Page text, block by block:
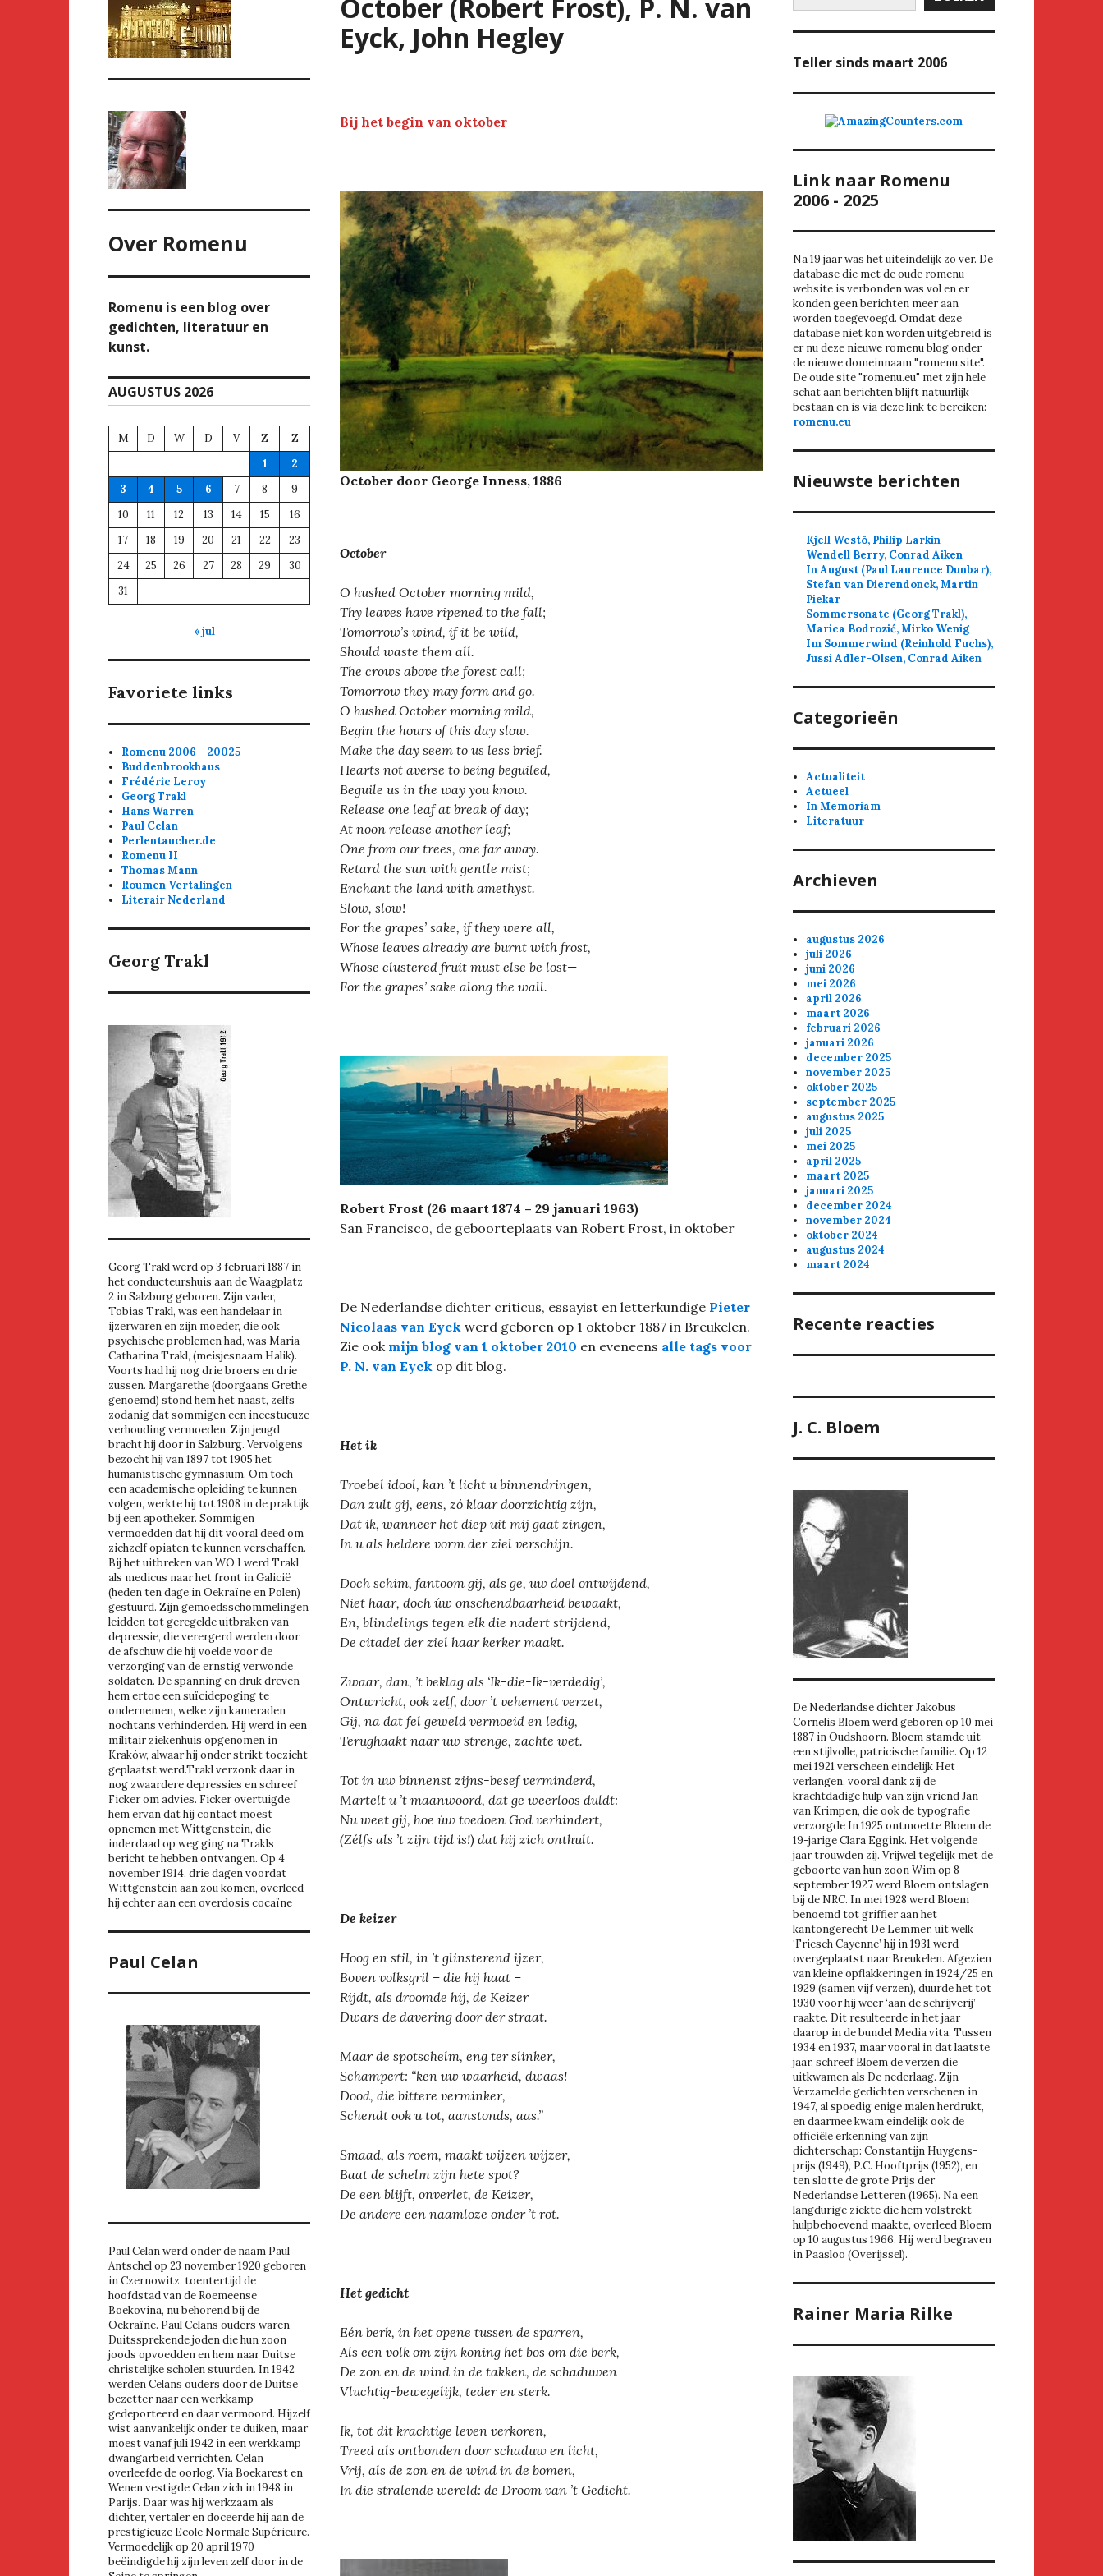
October (Robert Frost), P. N. van
Eyck, John Hegley
Bij het begin van oktober
October door George Inness, 1886
October
O hushed October morning mild,
Thy leaves have ripened to the fall;
Tomorrow’s wind, if it be wild,
Should waste them all.
The crows above the forest call;
Tomorrow they may form and go.
O hushed October morning mild,
Begin the hours of this day slow.
Make the day seem to us less brief.
Hearts not averse to being beguiled,
Beguile us in the way you know.
Release one leaf at break of day;
At noon release another leaf;
One from our trees, one far away.
Retard the sun with gentle mist;
Enchant the land with amethyst.
Slow, slow!
For the grapes’ sake, if they were all,
Whose leaves already are burnt with frost,
Whose clustered fruit must else be lost—
For the grapes’ sake along the wall.
Robert Frost (26 maart 1874 – 29 januari 1963)
San Francisco, de geboorteplaats van Robert Frost, in oktober
De Nederlandse dichter criticus, essayist en letterkundige Pieter
Nicolaas van Eyck werd geboren op 1 oktober 1887 in Breukelen.
Zie ook mijn blog van 1 oktober 2010 en eveneens alle tags voor
P. N. van Eyck op dit blog.
Het ik
Troebel idool, kan ’t licht u binnendringen,
Dan zult gij, eens, zó klaar doorzichtig zijn,
Dat ik, wanneer het diep uit mij gaat zingen,
In u als heldere vorm der ziel verschijn.
Doch schim, fantoom gij, als ge, uw doel ontwijdend,
Niet haar, doch úw onschendbaarheid bewaakt,
En, blindelings tegen elk die nadert strijdend,
De citadel der ziel haar kerker maakt.
Zwaar, dan, ’t beklag als ‘Ik-die-Ik-verdedig’,
Ontwricht, ook zelf, door ’t vehement verzet,
Gij, na dat fel geweld vermoeid en ledig,
Terughaakt naar uw strenge, zachte wet.
Tot in uw binnenst zijns-besef verminderd,
Martelt u ’t maanwoord, dat ge weerloos duldt:
Nu weet gij, hoe úw toedoen God verhindert,
(Zélfs als ’t zijn tijd is!) dat hij zich onthult.
De keizer
Hoog en stil, in ’t glinsterend ijzer,
Boven volksgril – die hij haat –
Rijdt, als droomde hij, de Keizer
Dwars de davering door der straat.
Maar de spotschelm, eng ter slinker,
Schampert: “ken uw waarheid, dwaas!
Dood, die bittere verminker,
Schendt ook u tot, aanstonds, aas.”
Smaad, als roem, maakt wijzen wijzer, –
Baat de schelm zijn hete spot?
De een blijft, onverlet, de Keizer,
De andere een naamloze onder ’t rot.
Het gedicht
Eén berk, in het opene tussen de sparren,
Als een volk om zijn koning het bos om die berk,
De zon en de wind in de takken, de schaduwen
Vluchtig-bewegelijk, teder en sterk.
Ik, tot dit krachtige leven verkoren,
Treed als ontbonden door schaduw en licht,
Vrij, als de zon en de wind in de bomen,
In die stralende wereld: de Droom van ’t Gedicht.
Over Romenu
Romenu is een blog over
gedichten, literatuur en
kunst.
AUGUSTUS 2026
M D W D V Z
Z
1
2
3
4 5 6 7 8
9
10
11 12 13 14 15
16
17
18 19 20 21 22
23
24
25 26 27 28 29
30
31
« jul
Favoriete links
Romenu 2006 - 20025
Buddenbrookhaus
Frédéric Leroy
Georg Trakl
Hans Warren
Paul Celan
Perlentaucher.de
Romenu II
Thomas Mann
Roumen Vertalingen
Literair Nederland
Georg Trakl
Georg Trakl werd op 3 februari 1887 in
het conducteurshuis aan de Waagplatz
2 in Salzburg geboren. Zijn vader,
Tobias Trakl, was een handelaar in
ijzerwaren en zijn moeder, die ook
psychische problemen had, was Maria
Catharina Trakl, (meisjesnaam Halik).
Voorts had hij nog drie broers en drie
zussen. Margarethe (doorgaans Grethe
genoemd) stond hem het naast, zelfs
zodanig dat sommigen een incestueuze
verhouding vermoeden. Zijn jeugd
bracht hij door in Salzburg. Vervolgens
bezocht hij van 1897 tot 1905 het
humanistische gymnasium. Om toch
een academische opleiding te kunnen
volgen, werkte hij tot 1908 in de praktijk
bij een apotheker. Sommigen
vermoedden dat hij dit vooral deed om
zichzelf opiaten te kunnen verschaffen.
Bij het uitbreken van WO I werd Trakl
als medicus naar het front in Galicië
(heden ten dage in Oekraïne en Polen)
gestuurd. Zijn gemoedsschommelingen
leidden tot geregelde uitbraken van
depressie, die verergerd werden door
de afschuw die hij voelde voor de
verzorging van de ernstig verwonde
soldaten. De spanning en druk dreven
hem ertoe een suïcidepoging te
ondernemen, welke zijn kameraden
nochtans verhinderden. Hij werd in een
militair ziekenhuis opgenomen in
Kraków, alwaar hij onder strikt toezicht
geplaatst werd.Trakl verzonk daar in
nog zwaardere depressies en schreef
Ficker om advies. Ficker overtuigde
hem ervan dat hij contact moest
opnemen met Wittgenstein, die
inderdaad op weg ging na Trakls
bericht te hebben ontvangen. Op 4
november 1914, drie dagen voordat
Wittgenstein aan zou komen, overleed
hij echter aan een overdosis cocaïne
Paul Celan
Paul Celan werd onder de naam Paul
Antschel op 23 november 1920 geboren
in Czernowitz, toentertijd de
hoofdstad van de Roemeense
Boekovina, nu behorend bij de
Oekraïne. Paul Celans ouders waren
Duitssprekende joden die hun zoon
joods opvoedden en hem naar Duitse
christelijke scholen stuurden. In 1942
werden Celans ouders door de Duitse
bezetter naar een werkkamp
gedeporteerd en daar vermoord. Hijzelf
wist aanvankelijk onder te duiken, maar
moest vanaf juli 1942 in een werkkamp
dwangarbeid verrichten. Celan
overleefde de oorlog. Via Boekarest en
Wenen vestigde Celan zich in 1948 in
Parijs. Daar was hij werkzaam als
dichter, vertaler en doceerde hij aan de
prestigieuze Ecole Normale Supérieure.
Vermoedelijk op 20 april 1970
beëindigde hij zijn leven zelf door in de
Teller sinds maart 2006
Link naar Romenu
2006 - 2025
Na 19 jaar was het uiteindelijk zo ver. De
database die met de oude romenu
website is verbonden was vol en er
konden geen berichten meer aan
worden toegevoegd. Omdat deze
database niet kon worden uitgebreid is
er nu deze nieuwe romenu blog onder
de nieuwe domeinnaam "romenu.site".
De oude site "romenu.eu" met zijn hele
schat aan berichten blijft natuurlijk
bestaan en is via deze link te bereiken:
romenu.eu
Nieuwste berichten
Kjell Westö, Philip Larkin
Wendell Berry, Conrad Aiken
In August (Paul Laurence Dunbar),
Stefan van Dierendonck, Martin
Piekar
Sommersonate (Georg Trakl),
Marica Bodrozić, Mirko Wenig
Im Sommerwind (Reinhold Fuchs),
Jussi Adler-Olsen, Conrad Aiken
Categorieën
Actualiteit
Actueel
In Memoriam
Literatuur
Archieven
augustus 2026
juli 2026
juni 2026
mei 2026
april 2026
maart 2026
februari 2026
januari 2026
december 2025
november 2025
oktober 2025
september 2025
augustus 2025
juli 2025
mei 2025
april 2025
maart 2025
januari 2025
december 2024
november 2024
oktober 2024
augustus 2024
maart 2024
Recente reacties
J. C. Bloem
De Nederlandse dichter Jakobus
Cornelis Bloem werd geboren op 10 mei
1887 in Oudshoorn. Bloem stamde uit
een stijlvolle, patricische familie. Op 12
mei 1921 verscheen eindelijk Het
verlangen, vooral dank zij de
krachtdadige hulp van zijn vriend Jan
van Krimpen, die ook de typografie
verzorgde In 1925 ontmoette Bloem de
19-jarige Clara Eggink. Het volgende
jaar trouwden zij. Vrijwel tegelijk met de
geboorte van hun zoon Wim op 8
september 1927 werd Bloem ontslagen
bij de NRC. In mei 1928 werd Bloem
benoemd tot griffier aan het
kantongerecht De Lemmer, uit welk
‘Friesch Cayenne’ hij in 1931 werd
overgeplaatst naar Breukelen. Afgezien
van kleine opflakkeringen in 1924/25 en
1929 (samen vijf verzen), duurde het tot
1930 voor hij weer ‘aan de schrijverij’
raakte. Dit resulteerde in het jaar
daarop in de bundel Media vita. Tussen
1934 en 1937, maar vooral in dat laatste
jaar, schreef Bloem de verzen die
uitkwamen als De nederlaag. Zijn
Verzamelde gedichten verschenen in
1947, al spoedig enige malen herdrukt,
en daarmee kwam eindelijk ook de
officiële erkenning van zijn
dichterschap: Constantijn Huygens-
prijs (1949), P.C. Hooftprijs (1952), en
ten slotte de grote Prijs der
Nederlandse Letteren (1965). Na een
langdurige ziekte die hem volstrekt
hulpbehoevend maakte, overleed Bloem
op 10 augustus 1966. Hij werd begraven
in Paasloo (Overijssel).
Rainer Maria Rilke